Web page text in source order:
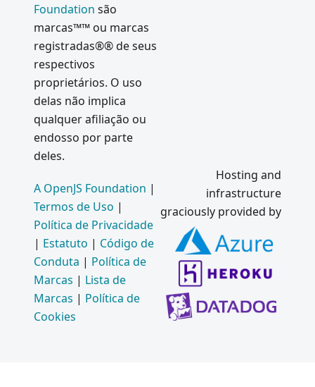
Foundation são
marcas™™ ou marcas
registradas®® de seus
respectivos
proprietários. O uso
delas não implica
qualquer afiliação ou
endosso por parte
deles.
A OpenJS Foundation |
Termos de Uso |
Política de Privacidade
| Estatuto | Código de
Conduta | Política de
Marcas | Lista de
Marcas | Política de
Cookies
Hosting and
infrastructure
graciously provided by